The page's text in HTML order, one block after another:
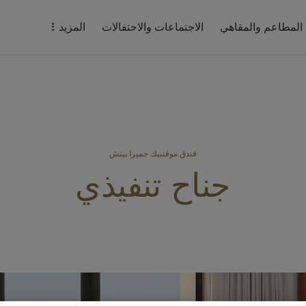
المطاعم والمقاهي الاجتماعات والاحتفالات المزيد
فندق موڤنبيك جميرا بيتش
جناح تنفيذي